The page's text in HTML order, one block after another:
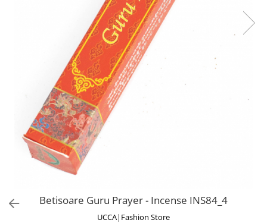
Rucsacuri Mari cu Print
Rucsacuri Mari
Rucsacuri Mici
ACCESORII
Genți și Borsete
Pălării
PRODUSE DE RELAXARE
Betisoare Guru Prayer - Incense INS84_4
UCCA|Fashion Store